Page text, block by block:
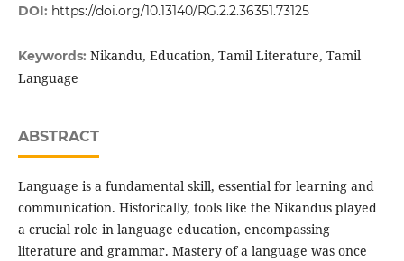
DOI: https://doi.org/10.13140/RG.2.2.36351.73125
Keywords: Nikandu, Education, Tamil Literature, Tamil
Language
ABSTRACT
Language is a fundamental skill, essential for learning and
communication. Historically, tools like the Nikandus played
a crucial role in language education, encompassing
literature and grammar. Mastery of a language was once